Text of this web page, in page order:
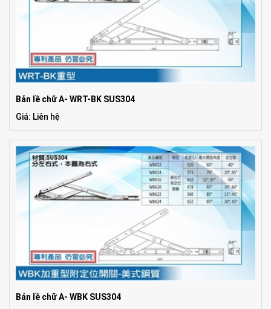
Bản lề chữ A- WRT-BK SUS304
Giá: Liên hệ
Bản lề chữ A- WBK SUS304